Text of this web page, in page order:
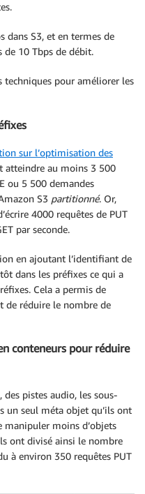
dans S3, et en termes de
de 10 Tbps de débit.
techniques pour améliorer les
sur l’optimisation des
atteindre au moins 3 500
ou 5 500 demandes
S3 partitionné. Or,
4000 requêtes de PUT
par seconde.
en ajoutant l’identifiant de
dans les préfixes ce qui a
Cela a permis de
de réduire le nombre de
conteneurs pour réduire
pistes audio, les sous-
un seul méta objet qu’ils ont
manipuler moins d’objets
ont divisé ainsi le nombre
à environ 350 requêtes PUT